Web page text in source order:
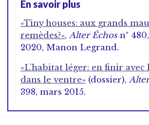
En savoir plus
«Tiny houses: aux grands
remèdes?», Alter Échosn°
2020, Manon Legrand.
«L’habitat léger: en finir
dans le ventre» (dossier),
398, mars 2015.